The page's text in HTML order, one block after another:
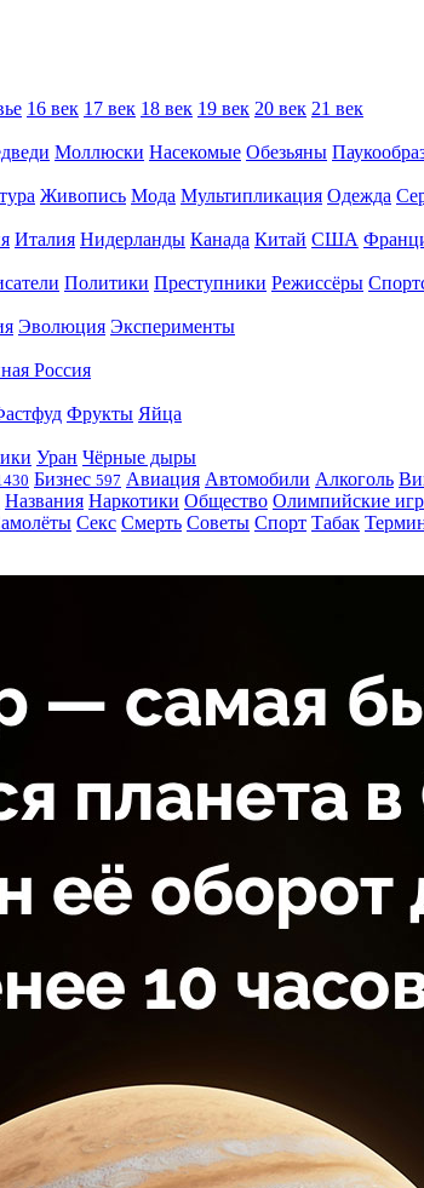
16 век 17 век 18 век 19 век 20 век 21 век
Моллюски Насекомые Обезьяны
Живопись Мода Мультипликация Одежда
Италия Нидерланды Канада Китай США
Политики Преступники Режиссёры
Эволюция Эксперименты
Россия
Фрукты Яйца
Уран Чёрные дыры
Бизнес 597 Авиация Автомобили Алкоголь
Названия Наркотики Общество Олимпийские
Секс Смерть Советы Спорт Табак